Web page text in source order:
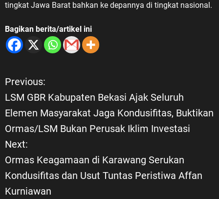
tingkat Jawa Barat bahkan ke depannya di tingkat nasional.
Bagikan berita/artikel ini
N
a
v
i
g
Previous:
LSM GBR Kabupaten Bekasi Ajak Seluruh
Elemen Masyarakat Jaga Kondusifitas, Buktikan
Ormas/LSM Bukan Perusak Iklim Investasi
Next:
Ormas Keagamaan di Karawang Serukan
Kondusifitas dan Usut Tuntas Peristiwa Affan
Kurniawan